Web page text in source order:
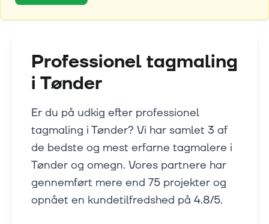
Professionel tagmaling
i Tønder
Er du på udkig efter professionel
tagmaling i Tønder? Vi har samlet 3 af
de bedste og mest erfarne tagmalere i
Tønder og omegn. Vores partnere har
gennemført mere end 75 projekter og
opnået en kundetilfredshed på 4.8/5.